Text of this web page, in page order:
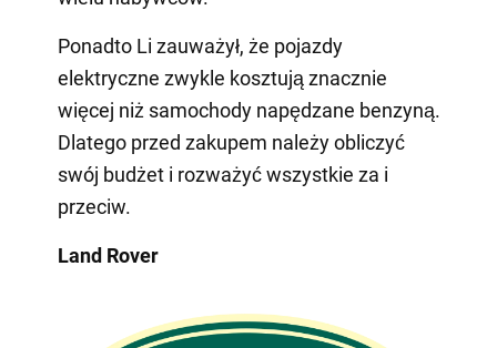
Ponadto Li zauważył, że pojazdy
elektryczne zwykle kosztują znacznie
więcej niż samochody napędzane benzyną.
Dlatego przed zakupem należy obliczyć
swój budżet i rozważyć wszystkie za i
przeciw.
Land Rover